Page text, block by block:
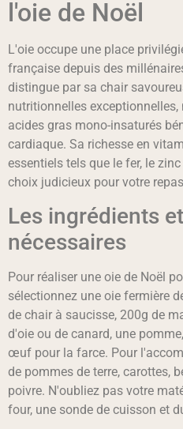
l'oie de Noël
L'oie occupe une place
française depuis des
distingue par sa chair
nutritionnelles
acides gras mono-insaturés
cardiaque. Sa richesse en
essentiels tels que le fer, le
choix judicieux pour votre
Les ingrédients
nécessaires
Pour réaliser une oie de Noël
sélectionnez une oie fermière
de chair à saucisse, 200g de
d'oie ou de canard, une
œuf pour la farce. Pour
de pommes de terre, carottes,
poivre. N'oubliez pas votre
four, une sonde de cuisson et